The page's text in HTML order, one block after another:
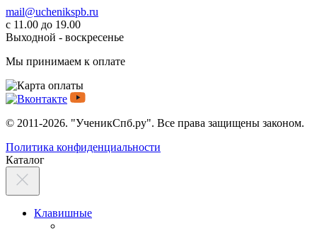
mail@uchenikspb.ru
с 11.00 до 19.00
Выходной - воскресенье
Мы принимаем к оплате
© 2011-2026. "УченикСпб.ру". Все права защищены законом.
Политика конфиденциальности
Каталог
Клавишные